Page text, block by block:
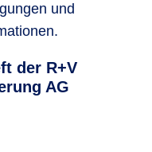
und
der R+V
AG